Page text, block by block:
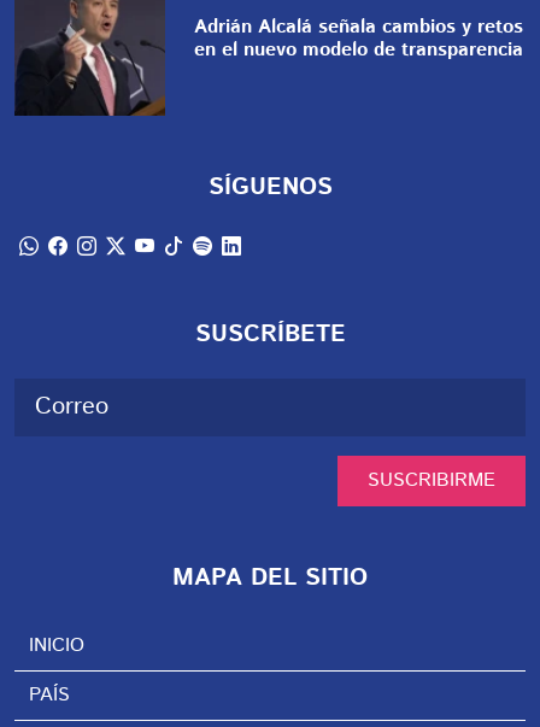
Adrián Alcalá señala cambios y retos
en el nuevo modelo de transparencia
SÍGUENOS
SUSCRÍBETE
SUSCRIBIRME
MAPA DEL SITIO
INICIO
PAÍS